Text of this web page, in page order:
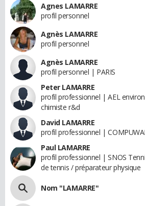
Agnes LAMARRE
profil personnel
Agnès LAMARRE
profil personnel
Agnès LAMARRE
profil personnel | PARIS
Peter LAMARRE
profil professionnel | AEL
chimiste r&d
David LAMARRE
profil professionnel |
Paul LAMARRE
profil professionnel | SNOS
de tennis / préparateur physique
Nom "LAMARRE"